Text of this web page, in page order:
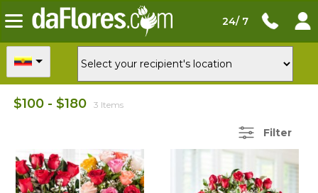
24/ 7
$100 - $180 3 Items
Filter